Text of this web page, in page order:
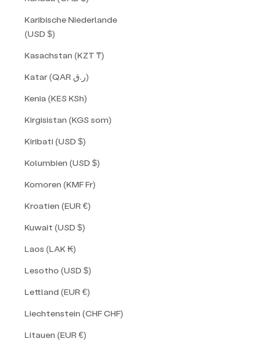
Karibische Niederlande
(USD $)
Kasachstan (KZT ₸)
Katar (QAR ر.ق)
Kenia (KES KSh)
Kirgisistan (KGS som)
Kiribati (USD $)
Kolumbien (USD $)
Komoren (KMF Fr)
Kroatien (EUR €)
Kuwait (USD $)
Laos (LAK ₭)
Lesotho (USD $)
Lettland (EUR €)
Liechtenstein (CHF CHF)
Litauen (EUR €)